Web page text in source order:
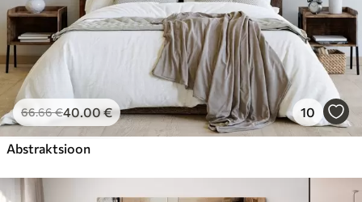
66.66€40.00€ 10
Abstraktsioon